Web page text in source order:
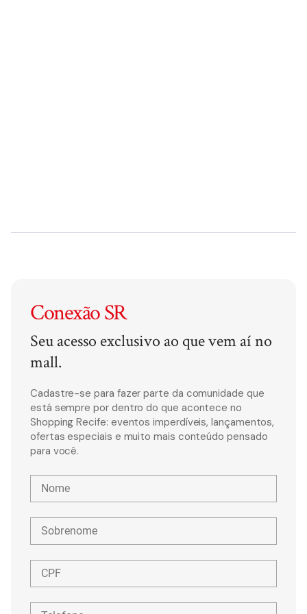
Conexão SR
Seu acesso exclusivo ao que vem aí no
mall.
Cadastre-se para fazer parte da comunidade que
está sempre por dentro do que acontece no
Shopping Recife: eventos imperdíveis, lançamentos,
ofertas especiais e muito mais conteúdo pensado
para você.
Nome
Sobrenome
CPF